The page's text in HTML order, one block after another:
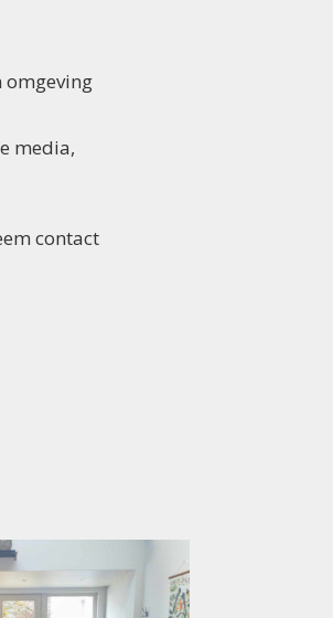
omgeving
media,
contact